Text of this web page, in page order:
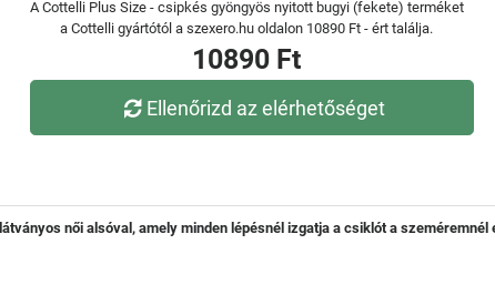
A Cottelli Plus Size - csipkés gyöngyös nyitott bugyi (fekete) terméket
a Cottelli gyártótól a szexero.hu oldalon 10890 Ft - ért találja.
10890 Ft
Ellenőrizd az elérhetőséget
női alsóval, amely minden lépésnél izgatja a csiklót a